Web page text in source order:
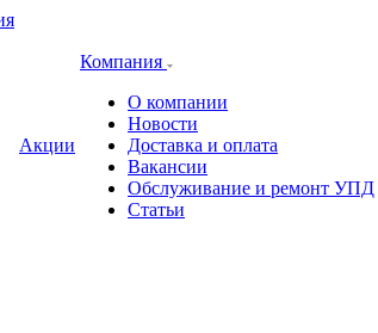
Акции
Компания
О компании
Новости
Доставка и оплата
Вакансии
Обслуживание и ремонт УПД
Статьи